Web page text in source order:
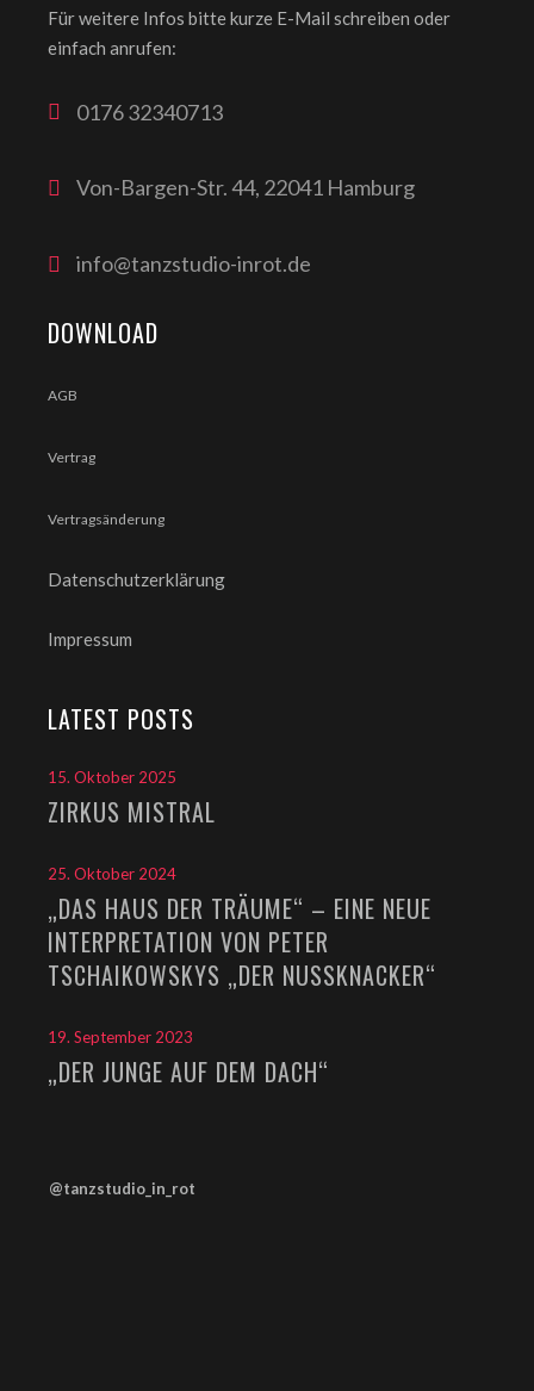
Für weitere Infos bitte kurze E-Mail schreiben oder
einfach anrufen:
0176 32340713
Von-Bargen-Str. 44, 22041 Hamburg
info@tanzstudio-inrot.de
DOWNLOAD
AGB
Vertrag
Vertragsänderung
Datenschutzerklärung
Impressum
LATEST POSTS
15. Oktober 2025
ZIRKUS MISTRAL
25. Oktober 2024
„DAS HAUS DER TRÄUME“ – EINE NEUE
INTERPRETATION VON PETER
TSCHAIKOWSKYS „DER NUSSKNACKER“
19. September 2023
„DER JUNGE AUF DEM DACH“
@tanzstudio_in_rot